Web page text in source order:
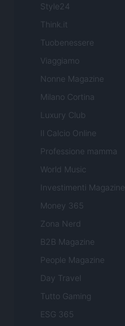
Style24
Think.it
Tuobenessere
Viaggiamo
Nonne Magazine
Milano Cortina
Luxury Club
Il Calcio Online
Professione mamma
World Music
Investimenti Magazine
Money 365
Zona Nerd
B2B Magazine
People Magazine
Day Travel
Tutto Gaming
ESG 365